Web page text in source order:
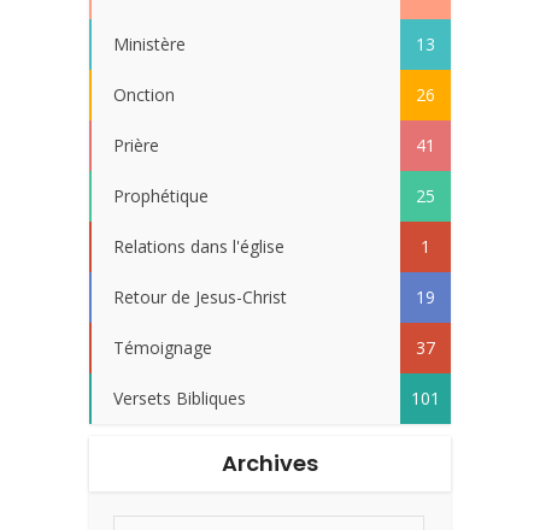
Ministère 13
Onction 26
Prière 41
Prophétique 25
Relations dans l'église 1
Retour de Jesus-Christ 19
Témoignage 37
Versets Bibliques 101
Archives